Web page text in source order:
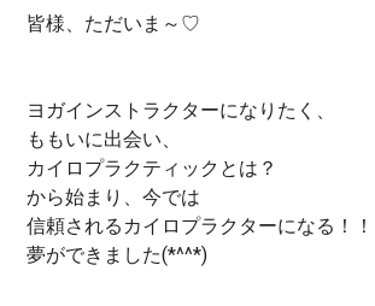
皆様、ただいま～♡
ヨガインストラクターになりたく、
ももいに出会い、
カイロプラクティックとは？
から始まり、今では
信頼されるカイロプラクターになる！！
夢ができました(*^^*)